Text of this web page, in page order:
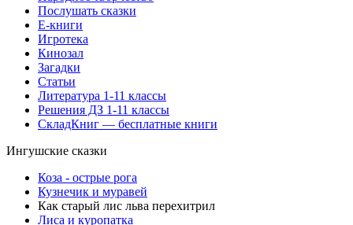
Послушать сказки
Е-книги
Игротека
Кинозал
Загадки
Статьи
Литература 1-11 классы
Решения ДЗ 1-11 классы
СкладКниг — бесплатные книги
Ингушские сказки
Коза - острые рога
Кузнечик и муравей
Как старый лис льва перехитрил
Лиса и куропатка